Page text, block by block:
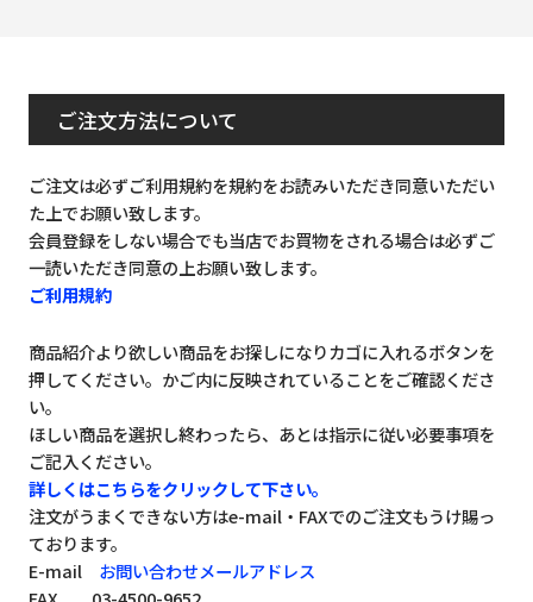
ご注文方法について
ご注文は必ずご利用規約を規約をお読みいただき同意いただい
た上でお願い致します。
会員登録をしない場合でも当店でお買物をされる場合は必ずご
一読いただき同意の上お願い致します。
ご利用規約
商品紹介より欲しい商品をお探しになりカゴに入れるボタンを
押してください。かご内に反映されていることをご確認くださ
い。
ほしい商品を選択し終わったら、あとは指示に従い必要事項を
ご記入ください。
詳しくはこちらをクリックして下さい。
注文がうまくできない方はe-mail・FAXでのご注文もうけ賜っ
ております。
E-mail お問い合わせメールアドレス